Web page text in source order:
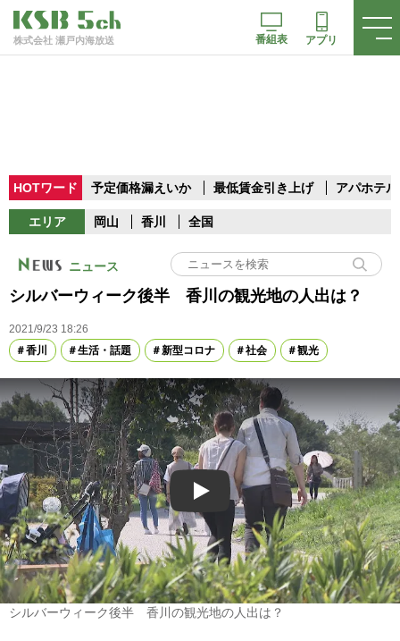
株式会社 瀬戸内海放送 番組表 アプリ
HOTワード 予定価格漏えいか 最低賃金引き上げ アパホテル
エリア 岡山 香川 全国
ニュース
シルバーウィーク後半 香川の観光地の人出は？
2021/9/23 18:26
香川
生活・話題 新型コロナ 社会 観光
Play
シルバーウィーク後半 香川の観光地の人出は？